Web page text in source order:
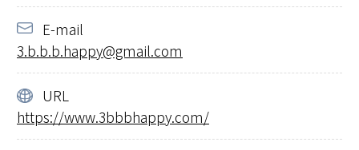
E-mail
3.b.b.b.happy@gmail.com
URL
https://www.3bbbhappy.com/